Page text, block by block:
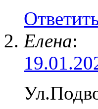
Елена: